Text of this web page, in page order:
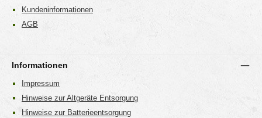
Kundeninformationen
AGB
Informationen
Impressum
Hinweise zur Altgeräte Entsorgung
Hinweise zur Batterieentsorgung